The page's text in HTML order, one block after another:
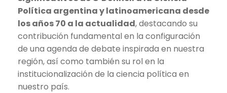
Política argentina y latinoamericana desde
los años 70 a la actualidad, destacando su
contribución fundamental en la configuración
de una agenda de debate inspirada en nuestra
región, así como también su rol en la
institucionalización de la ciencia política en
nuestro país.